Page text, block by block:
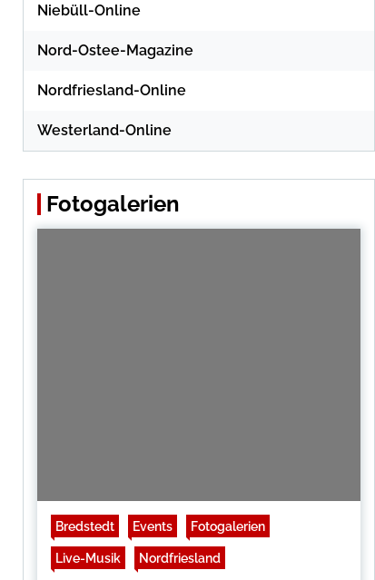
Niebüll-Online
Nord-Ostee-Magazine
Nordfriesland-Online
Westerland-Online
Fotogalerien
Bredstedt Events Fotogalerien
Live-Musik Nordfriesland